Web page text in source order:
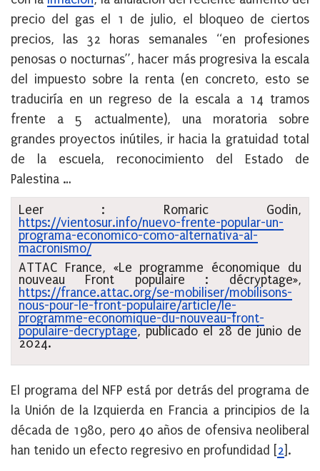
precio del gas el 1 de julio, el bloqueo de ciertos
precios, las 32 horas semanales “en profesiones
penosas o nocturnas”, hacer más progresiva la escala
del impuesto sobre la renta (en concreto, esto se
traduciría en un regreso de la escala a 14 tramos
frente a 5 actualmente), una moratoria sobre
grandes proyectos inútiles, ir hacia la gratuidad total
de la escuela, reconocimiento del Estado de
Palestina …
Leer : Romaric Godin,
https://vientosur.info/nuevo-frente-popular-un-
programa-economico-como-alternativa-al-
macronismo/
ATTAC France, «Le programme économique du
nouveau Front populaire : décryptage»,
https://france.attac.org/se-mobiliser/mobilisons-
nous-pour-le-front-populaire/article/le-
programme-economique-du-nouveau-front-
populaire-decryptage, publicado el 28 de junio de
2024.
El programa del NFP está por detrás del programa de
la Unión de la Izquierda en Francia a principios de la
década de 1980, pero 40 años de ofensiva neoliberal
han tenido un efecto regresivo en profundidad
2 .